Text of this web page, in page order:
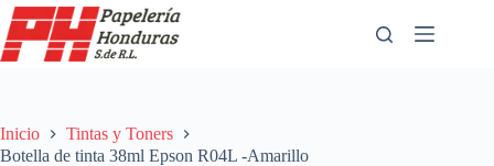
Saltar
al
contenido
Inicio
Tintas y Toners
Botella de tinta 38ml Epson R04L -Amarillo